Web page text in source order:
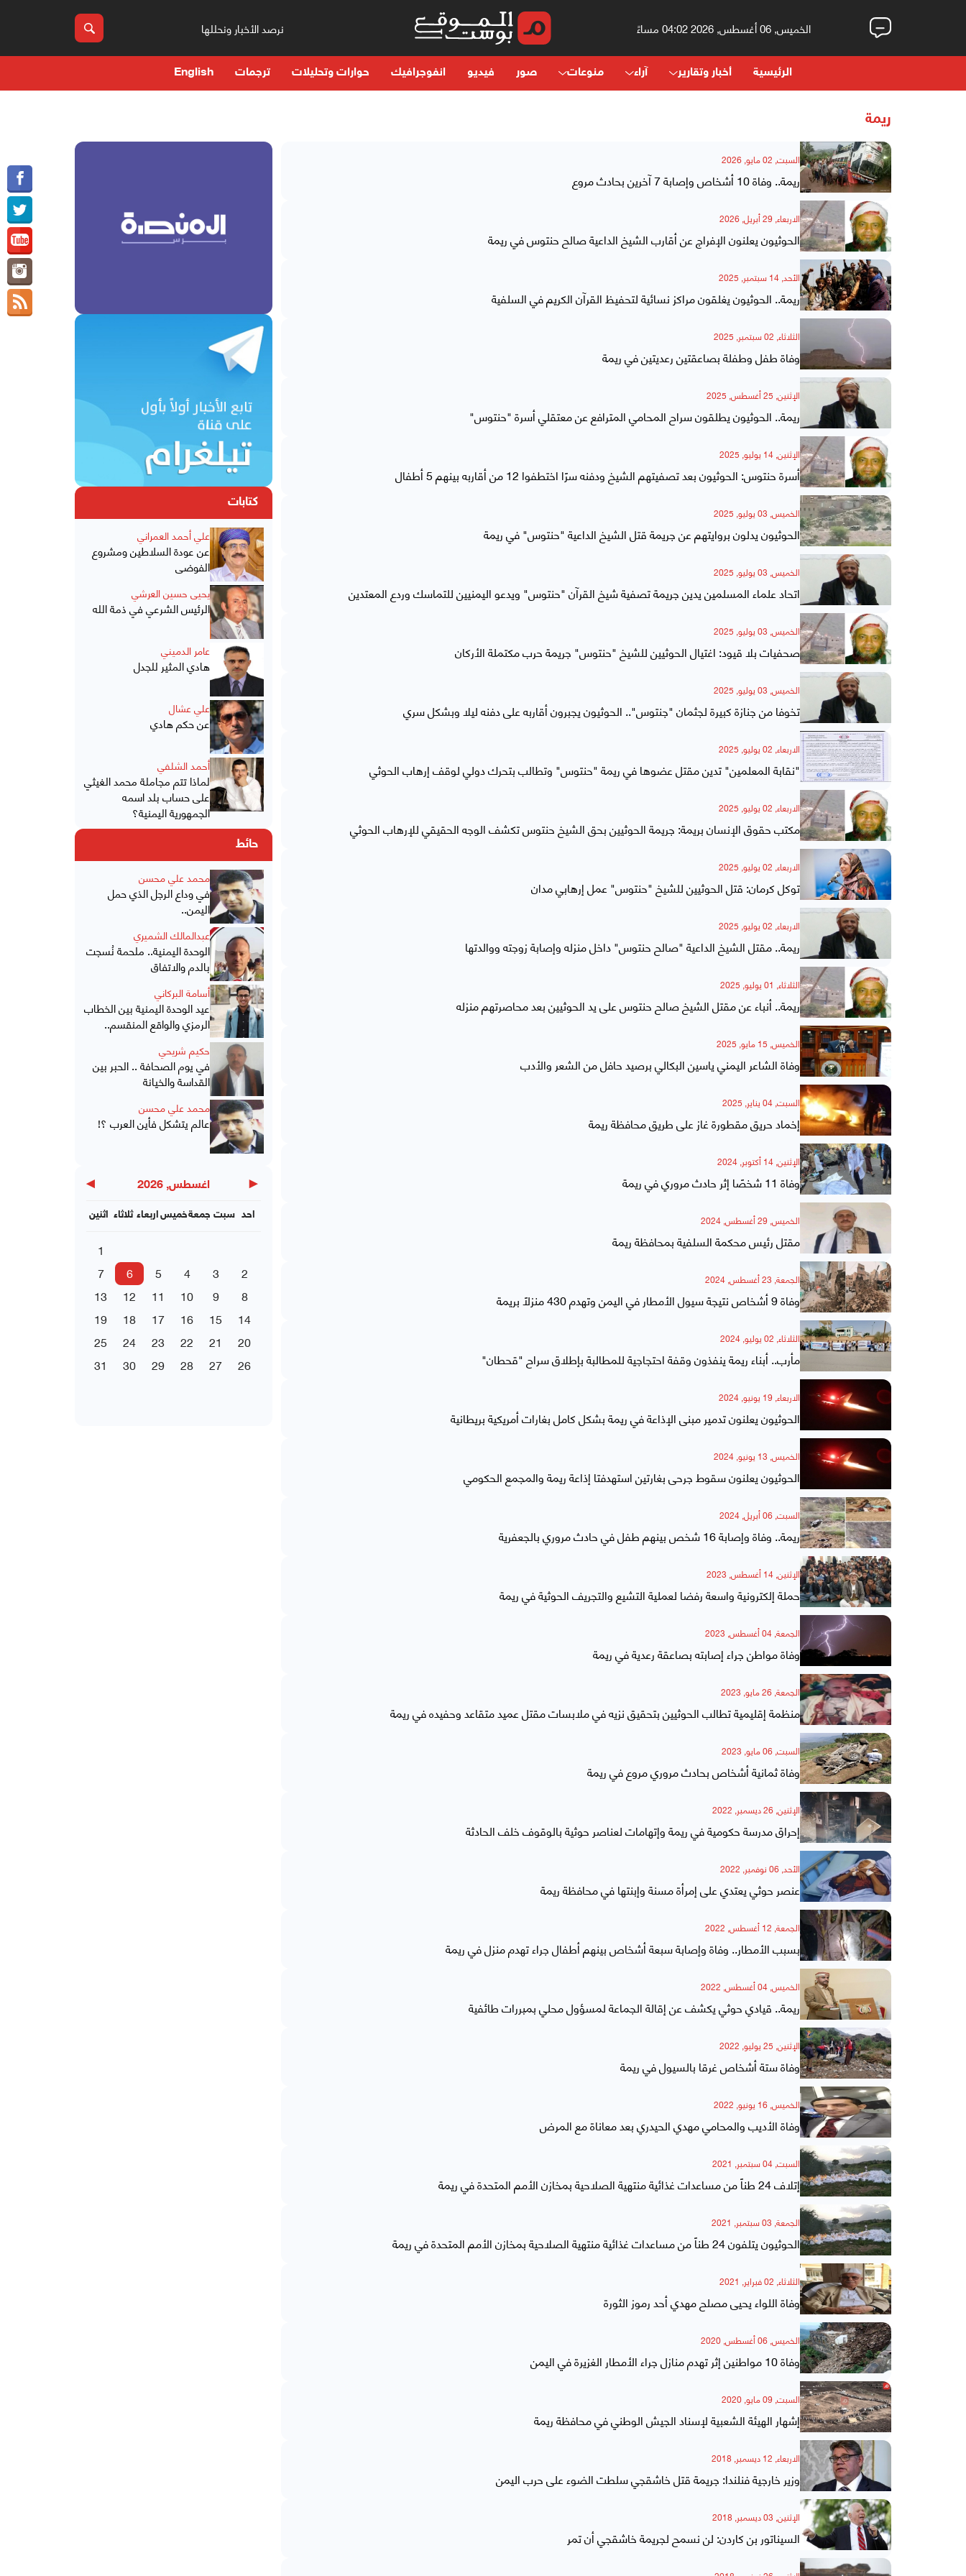
الخميس, 06 أغسطس, 2026 04:02 مساءً نرصد الأخبار ونحللها
الرئيسية أخبار وتقارير آراء منوعات صور فيديو انفوجرافيك حوارات وتحليلات ترجمات English
ريمة
السبت, 02 مايو, 2026
ريمة.. وفاة 10 أشخاص وإصابة 7 آخرين بحادث مروع
الاربعاء, 29 أبريل, 2026
الحوثيون يعلنون الإفراج عن أقارب الشيخ الداعية صالح حنتوس في ريمة
الأحد, 14 سبتمبر, 2025
ريمة.. الحوثيون يغلقون مراكز نسائية لتحفيظ القرآن الكريم في السلفية
الثلاثاء, 02 سبتمبر, 2025
وفاة طفل وطفلة بصاعقتين رعديتين في ريمة
الإثنين, 25 أغسطس, 2025
ريمة.. الحوثيون يطلقون سراح المحامي المترافع عن معتقلي أسرة "حنتوس"
الإثنين, 14 يوليو, 2025
أسرة حنتوس: الحوثيون بعد تصفيتهم الشيخ ودفنه سرًا اختطفوا 12 من أقاربه بينهم 5 أطفال
الخميس, 03 يوليو, 2025
الحوثيون يدلون بروايتهم عن جريمة قتل الشيخ الداعية "حنتوس" في ريمة
الخميس, 03 يوليو, 2025
اتحاد علماء المسلمين يدين جريمة تصفية شيخ القرآن "حنتوس" ويدعو اليمنيين للتماسك وردع المعتدين
الخميس, 03 يوليو, 2025
صحفيات بلا قيود: اغتيال الحوثيين للشيخ "حنتوس" جريمة حرب مكتملة الأركان
الخميس, 03 يوليو, 2025
تخوفا من جنازة كبيرة لجثمان "جنتوس".. الحوثيون يجبرون أقاربه على دفنه ليلا وبشكل سري
الاربعاء, 02 يوليو, 2025
"نقابة المعلمين" تدين مقتل عضوها في ريمة "حنتوس" وتطالب بتحرك دولي لوقف إرهاب الحوثي
الاربعاء, 02 يوليو, 2025
مكتب حقوق الإنسان بريمة: جريمة الحوثيين بحق الشيخ حنتوس تكشف الوجه الحقيقي للإرهاب الحوثي
الاربعاء, 02 يوليو, 2025
توكل كرمان: قتل الحوثيين للشيخ "حنتوس" عمل إرهابي مدان
الاربعاء, 02 يوليو, 2025
ريمة.. مقتل الشيخ الداعية "صالح حنتوس" داخل منزله وإصابة زوجته ووالدتها
الثلاثاء, 01 يوليو, 2025
ريمة.. أنباء عن مقتل الشيخ صالح حنتوس على يد الحوثيين بعد محاصرتهم منزله
الخميس, 15 مايو, 2025
وفاة الشاعر اليمني ياسين البكالي برصيد حافل من الشعر والأدب
السبت, 04 يناير, 2025
إخماد حريق مقطورة غاز على طريق محافظة ريمة
الإثنين, 14 أكتوبر, 2024
وفاة 11 شخصًا إثر حادث مروري في ريمة
الخميس, 29 أغسطس, 2024
مقتل رئيس محكمة السلفية بمحافظة ريمة
الجمعة, 23 أغسطس, 2024
وفاة 9 أشخاص نتيجة سيول الأمطار في اليمن وتهدم 430 منزلاً بريمة
الثلاثاء, 02 يوليو, 2024
مأرب.. أبناء ريمة ينفذون وقفة احتجاجية للمطالبة بإطلاق سراح "قحطان"
الاربعاء, 19 يونيو, 2024
الحوثيون يعلنون تدمير مبنى الإذاعة في ريمة بشكل كامل بغارات أمريكية بريطانية
الخميس, 13 يونيو, 2024
الحوثيون يعلنون سقوط جرحى بغارتين استهدفتا إذاعة ريمة والمجمع الحكومي
السبت, 06 أبريل, 2024
ريمة.. وفاة وإصابة 16 شخص بينهم طفل في حادث مروري بالجعفرية
الإثنين, 14 أغسطس, 2023
حملة إلكترونية واسعة رفضا لعملية التشيع والتجريف الحوثية في ريمة
الجمعة, 04 أغسطس, 2023
وفاة مواطن جراء إصابته بصاعقة رعدية في ريمة
الجمعة, 26 مايو, 2023
منظمة إقليمية تطالب الحوثيين بتحقيق نزيه في ملابسات مقتل عميد متقاعد وحفيده في ريمة
السبت, 06 مايو, 2023
وفاة ثمانية أشخاص بحادث مروري مروع في ريمة
الإثنين, 26 ديسمبر, 2022
إحراق مدرسة حكومية في ريمة وإتهامات لعناصر حوثية بالوقوف خلف الحادثة
الأحد, 06 نوفمبر, 2022
عنصر حوثي يعتدي على إمرأة مسنة وإبنتها في محافظة ريمة
الجمعة, 12 أغسطس, 2022
بسبب الأمطار.. وفاة وإصابة سبعة أشخاص بينهم أطفال جراء تهدم منزل في ريمة
الخميس, 04 أغسطس, 2022
ريمة.. قيادي حوثي يكشف عن إقالة الجماعة لمسؤول محلي بمبررات طائفية
الإثنين, 25 يوليو, 2022
وفاة ستة أشخاص غرقا بالسيول في ريمة
الخميس, 16 يونيو, 2022
وفاة الأديب والمحامي مهدي الحيدري بعد معاناة مع المرض
السبت, 04 سبتمبر, 2021
إتلاف 24 طناً من مساعدات غذائية منتهية الصلاحية بمخازن الأمم المتحدة في ريمة
الجمعة, 03 سبتمبر, 2021
الحوثيون يتلفون 24 طناً من مساعدات غذائية منتهية الصلاحية بمخازن الأمم المتحدة في ريمة
الثلاثاء, 02 فبراير, 2021
وفاة اللواء يحيى مصلح مهدي أحد رموز الثورة
الخميس, 06 أغسطس, 2020
وفاة 10 مواطنين إثر تهدم منازل جراء الأمطار الغزيرة في اليمن
السبت, 09 مايو, 2020
إشهار الهيئة الشعبية لإسناد الجيش الوطني في محافظة ريمة
الاربعاء, 12 ديسمبر, 2018
وزير خارجية فنلندا: جريمة قتل خاشقجي سلطت الضوء على حرب اليمن
الإثنين, 03 ديسمبر, 2018
السيناتور بن كاردن: لن نسمح لجريمة خاشقجي أن تمر
كتابات
علي أحمد العمراني
عن عودة السلاطين ومشروع
الفوضى
يحيى حسين العرشي
الرئيس الشرعي في ذمة الله
عامر الدميني
هادي المثير للجدل
علي عشال
عن حكم هادي
أحمد الشلفي
لماذا تتم مجاملة محمد الغيثي
على حساب بلد اسمه
الجمهورية اليمنية؟
حائط
محمد علي محسن
في وداع الرجل الذي حمل
اليمن..
عبدالمالك الشميري
الوحدة اليمنية.. ملحمة نُسجت
بالدم والاتفاق
أسامة البركاني
عيد الوحدة اليمنية بين الخطاب
الرمزي والواقع المنقسم..
حكيم شريحي
في يوم الصحافة .. الحبر بين
القداسة والخيانة
محمد علي محسن
عالم يتشكل فأين العرب ؟!
◀ اغسطس, 2026 ▶
اثنين ثلاثاء اربعاءخميسجمعة سبت احد
1
2
3
4
5
6
7
8
9
10
11
12
13
14
15
16
17
18
19
20
21
22
23
24
25
26
27
28
29
30
31